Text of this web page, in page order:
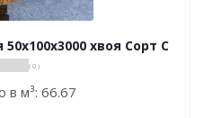
хвоя Сорт С
( 0 )
в м³: 66.67